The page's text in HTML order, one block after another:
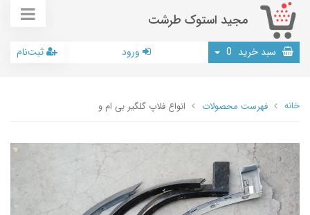
مجید استوک طرشت
سبد خرید 0 ورود ثبت‌نام
خانه فهرست محصولات انواع فلاپ گلگیر بی ام و